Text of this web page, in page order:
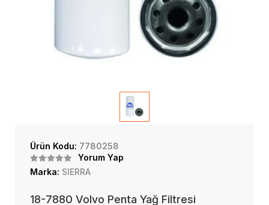
Ürün Kodu: 7780258
Yorum Yap
Marka: SIERRA
18-7880 Volvo Penta Yağ Filtresi